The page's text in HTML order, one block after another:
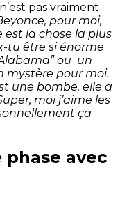
n’est pas vraiment
pour moi,
est la chose la plus
tu être si énorme
ou un
mystère pour moi.
une bombe, elle a
moi j’aime les
ça
avec